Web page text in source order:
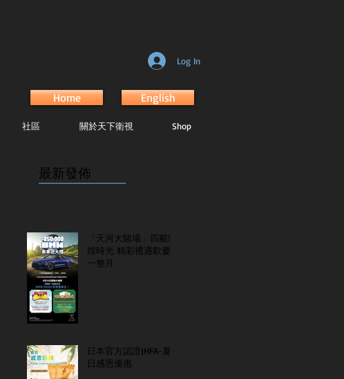
Log In
Home English
社區 關於天下衛視 Shop
最新發佈
...............................................................
「天河大賭場」四載輝
煌時光 精彩禮遇歡慶
一整月
日本官方認證JHFA-夏
日感恩優惠